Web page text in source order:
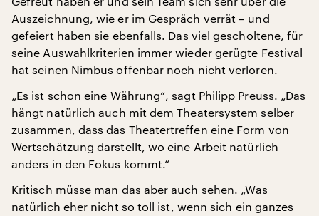
Auszeichnung, wie er im Gespräch verrät – und
gefeiert haben sie ebenfalls. Das viel gescholtene, für
seine Auswahlkriterien immer wieder gerügte Festival
hat seinen Nimbus offenbar noch nicht verloren.
„Es ist schon eine Währung“, sagt Philipp Preuss. „Das
hängt natürlich auch mit dem Theatersystem selber
zusammen, dass das Theatertreffen eine Form von
Wertschätzung darstellt, wo eine Arbeit natürlich
anders in den Fokus kommt.“
Kritisch müsse man das aber auch sehen. „Was
natürlich eher nicht so toll ist, wenn sich ein ganzes